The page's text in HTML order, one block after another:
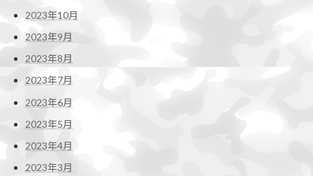
2023年10月
2023年9月
2023年8月
2023年7月
2023年6月
2023年5月
2023年4月
2023年3月